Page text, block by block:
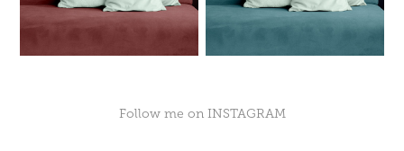
Follow me on INSTAGRAM